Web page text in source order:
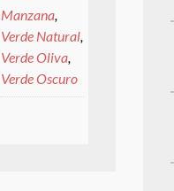
Manzana,
Verde Natural,
Verde Oliva,
Verde Oscuro